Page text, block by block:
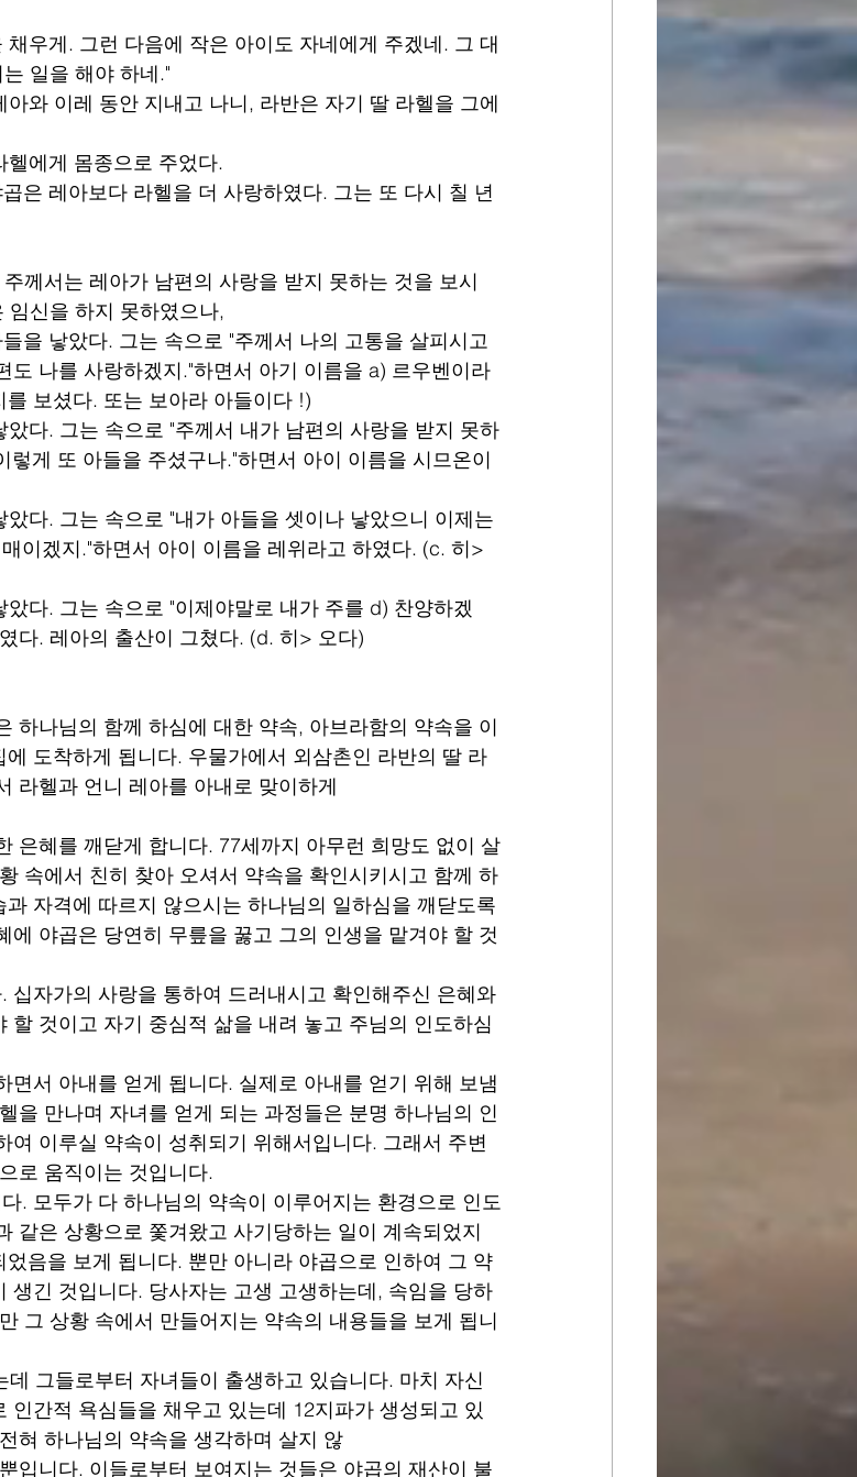
우게. 그런 다음에 작은 아이도 자네에게 주겠네. 그 대
일을 해야 하네."
와 이레 동안 지내고 나니, 라반은 자기 딸 라헬을 그에
에게 몸종으로 주었다.
은 레아보다 라헬을 더 사랑하였다. 그는 또 다시 칠 년
께서는 레아가 남편의 사랑을 받지 못하는 것을 보시
임신을 하지 못하였으나,
을 낳았다. 그는 속으로 "주께서 나의 고통을 살피시고
도 나를 사랑하겠지."하면서 아기 이름을 a) 르우벤이라
보셨다. 또는 보아라 아들이다 !)
다. 그는 속으로 "주께서 내가 남편의 사랑을 받지 못하
게 또 아들을 주셨구나."하면서 아이 이름을 시므온이
다. 그는 속으로 "내가 아들을 셋이나 낳았으니 이제는
이겠지."하면서 아이 이름을 레위라고 하였다. (c. 히>
다. 그는 속으로 "이제야말로 내가 주를 d) 찬양하겠
다. 레아의 출산이 그쳤다. (d. 히> 오다)
하나님의 함께 하심에 대한 약속, 아브라함의 약속을 이
도착하게 됩니다. 우물가에서 외삼촌인 라반의 딸 라
라헬과 언니 레아를 아내로 맞이하게
은혜를 깨닫게 합니다. 77세까지 아무런 희망도 없이 살
속에서 친히 찾아 오셔서 약속을 확인시키시고 함께 하
자격에 따르지 않으시는 하나님의 일하심을 깨닫도록
에 야곱은 당연히 무릎을 꿇고 그의 인생을 맡겨야 할 것
십자가의 사랑을 통하여 드러내시고 확인해주신 은혜와
할 것이고 자기 중심적 삶을 내려 놓고 주님의 인도하심
면서 아내를 얻게 됩니다. 실제로 아내를 얻기 위해 보냄
을 만나며 자녀를 얻게 되는 과정들은 분명 하나님의 인
여 이루실 약속이 성취되기 위해서입니다. 그래서 주변
로 움직이는 것입니다.
. 모두가 다 하나님의 약속이 이루어지는 환경으로 인도
같은 상황으로 쫓겨왔고 사기당하는 일이 계속되었지
음을 보게 됩니다. 뿐만 아니라 야곱으로 인하여 그 약
생긴 것입니다. 당사자는 고생 고생하는데, 속임을 당하
그 상황 속에서 만들어지는 약속의 내용들을 보게 됩니
그들로부터 자녀들이 출생하고 있습니다. 마치 자신
인간적 욕심들을 채우고 있는데 12지파가 생성되고 있
혀 하나님의 약속을 생각하며 살지 않
입니다. 이들로부터 보여지는 것들은 야곱의 재산이 불